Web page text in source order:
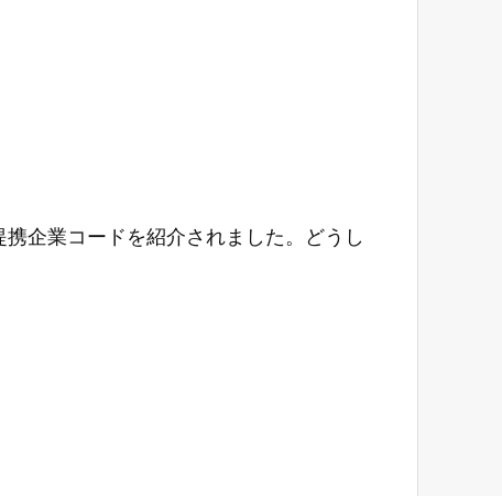
企業コードを紹介されました。どうし